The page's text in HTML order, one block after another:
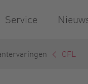
Service
CFL